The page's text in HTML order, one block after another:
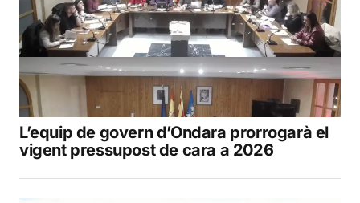
L’equip de govern d’Ondara prorrogarà el
vigent pressupost de cara a 2026